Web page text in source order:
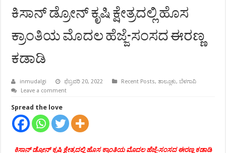
ಕಿಸಾನ್ ಡ್ರೋನ್ ಕೃಷಿ ಕ್ಷೇತ್ರದಲ್ಲಿ ಹೊಸ
ಕ್ರಾಂತಿಯ ಮೊದಲ ಹೆಜ್ಜೆ-ಸಂಸದ ಈರಣ್ಣ
ಕಡಾಡಿ
inmudalgi ಫೆಬ್ರವರಿ 20, 2022 Recent Posts,ತಾಲ್ಲೂಕು,ಬೆಳಗಾವಿ
Leave a comment
Spread the love
ಕಿಸಾನ್ ಡ್ರೋನ್ ಕೃಷಿ ಕ್ಷೇತ್ರದಲ್ಲಿ ಹೊಸ ಕ್ರಾಂತಿಯ ಮೊದಲ ಹೆಜ್ಜೆ-ಸಂಸದ ಈರಣ್ಣ ಕಡಾಡಿ